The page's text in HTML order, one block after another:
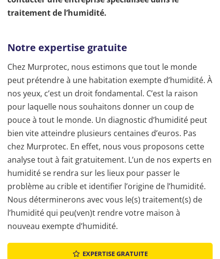
traitement de l’humidité.
Notre expertise gratuite
Chez Murprotec, nous estimons que tout le monde
peut prétendre à une habitation exempte d’humidité. À
nos yeux, c’est un droit fondamental. C’est la raison
pour laquelle nous souhaitons donner un coup de
pouce à tout le monde. Un diagnostic d’humidité peut
bien vite atteindre plusieurs centaines d’euros. Pas
chez Murprotec. En effet, nous vous proposons cette
analyse tout à fait gratuitement. L’un de nos experts en
humidité se rendra sur les lieux pour passer le
problème au crible et identifier l’origine de l’humidité.
Nous déterminerons avec vous le(s) traitement(s) de
l’humidité qui peu(ven)t rendre votre maison à
nouveau exempte d’humidité.
EXPERTISE GRATUITE